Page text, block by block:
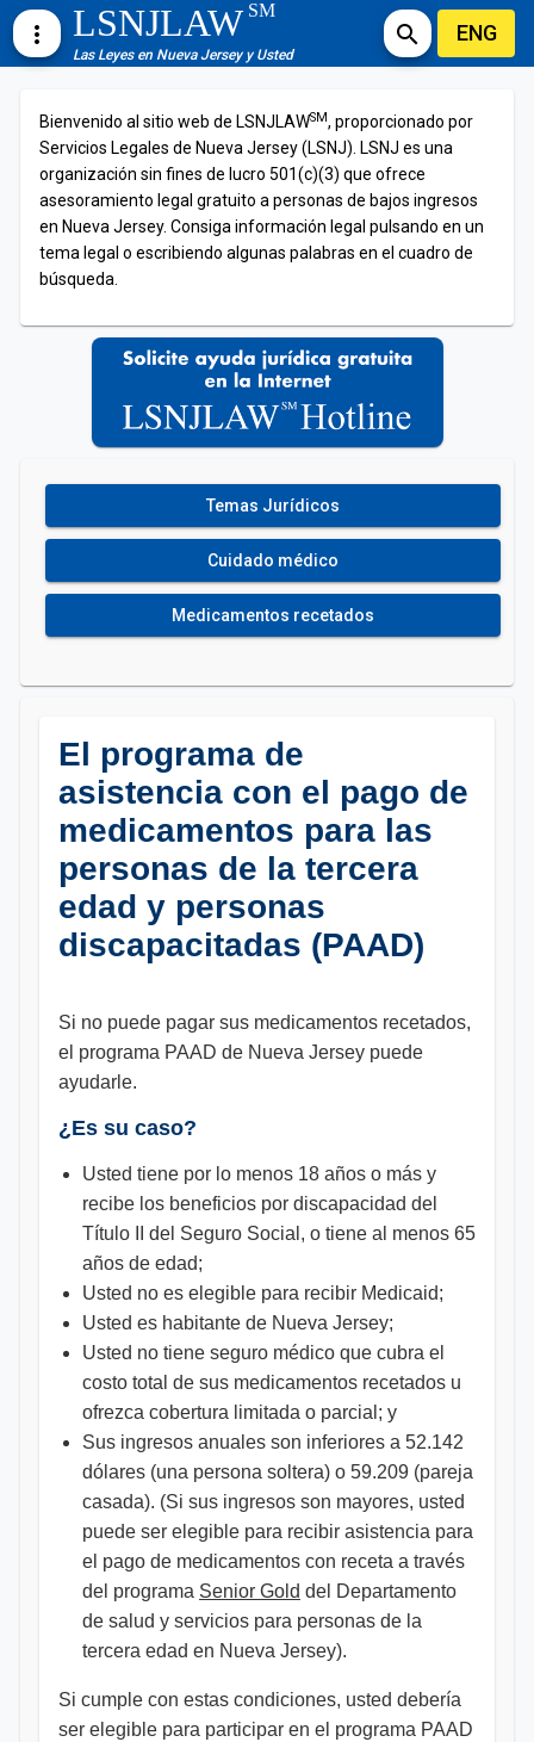
more_vert LSNJLAWSM
Las Leyes en Nueva Jersey y Usted
search ENG
Bienvenido al sitio web de LSNJLAWSM, proporcionado por
Servicios Legales de Nueva Jersey (LSNJ). LSNJ es una
organización sin fines de lucro 501(c)(3) que ofrece
asesoramiento legal gratuito a personas de bajos ingresos
en Nueva Jersey. Consiga información legal pulsando en un
tema legal o escribiendo algunas palabras en el cuadro de
búsqueda.
Temas Jurídicos
Cuidado médico
Medicamentos recetados
El programa de
asistencia con el pago de
medicamentos para las
personas de la tercera
edad y personas
discapacitadas (PAAD)
Si no puede pagar sus medicamentos recetados,
el programa PAAD de Nueva Jersey puede
ayudarle.
¿Es su caso?
Usted tiene por lo menos 18 años o más y
recibe los beneficios por discapacidad del
Título II del Seguro Social, o tiene al menos 65
años de edad;
Usted no es elegible para recibir Medicaid;
Usted es habitante de Nueva Jersey;
Usted no tiene seguro médico que cubra el
costo total de sus medicamentos recetados u
ofrezca cobertura limitada o parcial; y
Sus ingresos anuales son inferiores a 52.142
dólares (una persona soltera) o 59.209 (pareja
casada). (Si sus ingresos son mayores, usted
puede ser elegible para recibir asistencia para
el pago de medicamentos con receta a través
del programa Senior Gold del Departamento
de salud y servicios para personas de la
tercera edad en Nueva Jersey).
Si cumple con estas condiciones, usted debería
ser elegible para participar en el programa PAAD